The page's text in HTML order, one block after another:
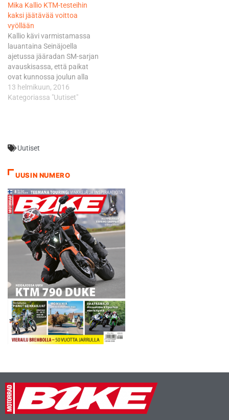
Mika Kallio KTM-testeihin
kaksi jäätävää voittoa
vyöllään
Kallio kävi varmistamassa
lauantaina Seinäjoella
ajetussa jääradan SM-sarjan
avauskisassa, että paikat
ovat kunnossa joulun alla
Espanjassa tehtyjen
leikkausten jäljiltä.
ratakettu on täydessä
päästä pitkästä aikaa taas
kisaamaan jäällä.
Edelliskerrasta onkin jo pari
vuotta.…
13 helmikuun, 2016
Kategoriassa "Uutiset"
Uutiset
UUSIN NUMERO